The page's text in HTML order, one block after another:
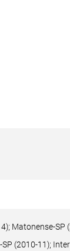
Matonense-
(2010-11);